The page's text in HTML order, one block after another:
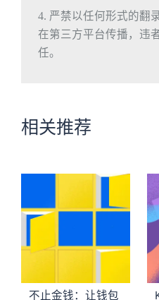
4. 严禁以任何形式的翻
在第三方平台传播，违
任。
相关推荐
不止金钱：让钱包